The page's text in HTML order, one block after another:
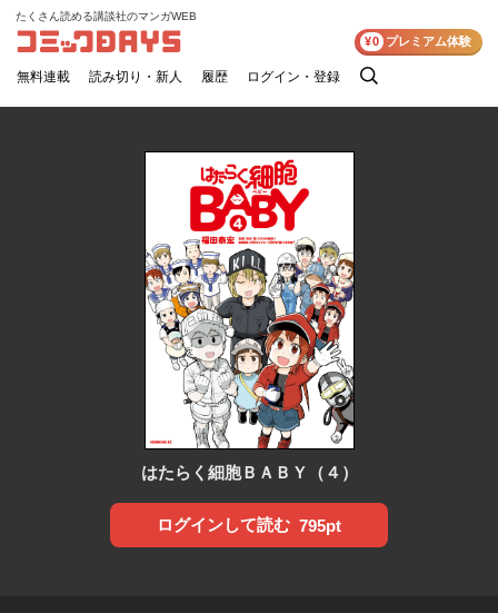
コミックDAYS
たくさん読める講談社のマンガWEB
無料連載 読み切り・新人 履歴 ログイン・登録
検
¥0 プレミアム体験
はたらく細胞ＢＡＢＹ（４）
ログインして読む 795pt